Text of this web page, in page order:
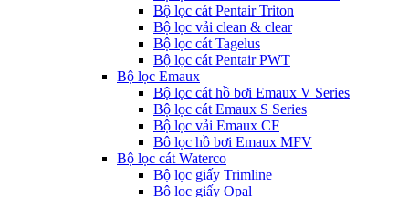
Bộ lọc cát Pentair Triton
Bộ lọc vải clean & clear
Bộ lọc cát Tagelus
Bộ lọc cát Pentair PWT
Bộ lọc Emaux
Bộ lọc cát hồ bơi Emaux V Series
Bộ lọc cát Emaux S Series
Bộ lọc vải Emaux CF
Bô lọc hồ bơi Emaux MFV
Bộ lọc cát Waterco
Bộ lọc giấy Trimline
Bộ lọc giấy Opal